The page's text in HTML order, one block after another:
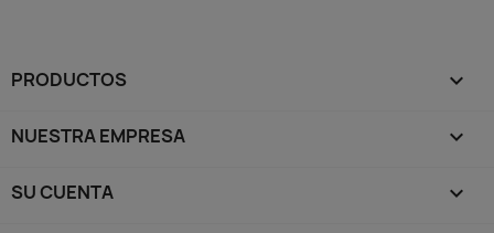
PRODUCTOS 
NUESTRA EMPRESA 
SU CUENTA 